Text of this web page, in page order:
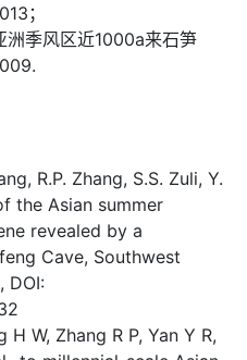
；
洲季风区近1000a来石笋
R.P. Zhang, S.S. Zuli, Y.
the Asian summer
revealed by a
Cave, Southwest
DOI:
H W, Zhang R P, Yan Y R,